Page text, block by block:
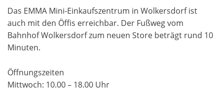
Das EMMA Mini-Einkaufszentrum in Wolkersdorf ist
auch mit den Öffis erreichbar. Der Fußweg vom
Bahnhof Wolkersdorf zum neuen Store beträgt rund 10
Minuten.
Öffnungszeiten
Mittwoch: 10.00 – 18.00 Uhr